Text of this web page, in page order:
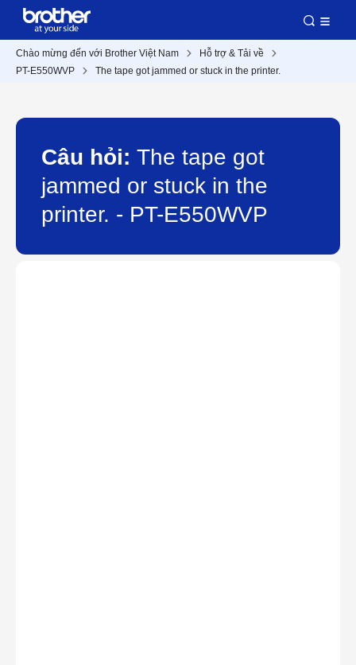
Chào mừng đến với Brother Việt Nam
Hỗ trợ & Tải về
PT-E550WVP
The tape got jammed or stuck in the printer.
Câu hỏi: The tape got
jammed or stuck in the
printer. - PT-E550WVP